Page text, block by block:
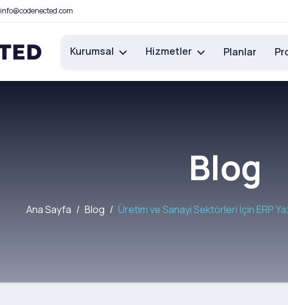
info@codenected.com
Kurumsal Hizmetler Planlar
Blog
Ana Sayfa Blog Üretim ve Sanayi Sektörleri İçin ERP